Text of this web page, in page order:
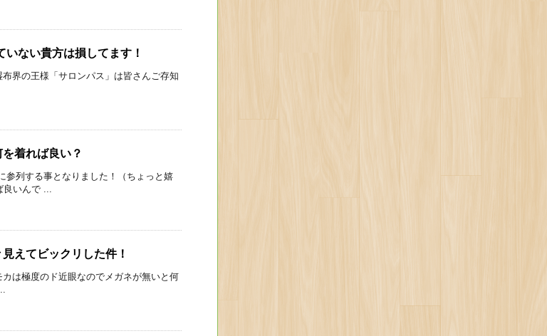
ない貴方は損してます！
界の王様「サロンパス」は皆さんご存知
着れば良い？
参列する事となりました！（ちょっと嬉
良いんで ...
えてビックリした件！
は極度のド近眼なのでメガネが無いと何